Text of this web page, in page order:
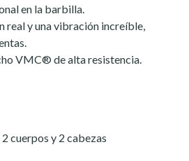
en la barbilla.
real y una vibración increíble,
VMC® de alta resistencia.
cuerpos y 2 cabezas